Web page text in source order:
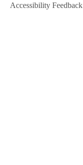
Accessibility Feedback